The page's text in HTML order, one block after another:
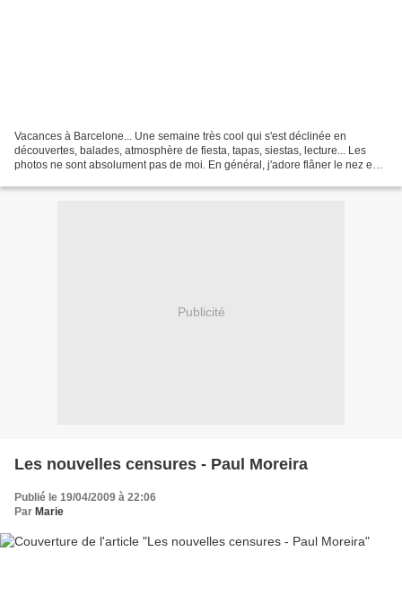
Vacances à Barcelone... Une semaine très cool qui s'est déclinée en
découvertes, balades, atmosphère de fiesta, tapas, siestas, lecture... Les
photos ne sont absolument pas de moi. En général, j'adore flâner le nez en
Publicité
Les nouvelles censures - Paul Moreira
Publié le 19/04/2009 à 22:06
Par Marie